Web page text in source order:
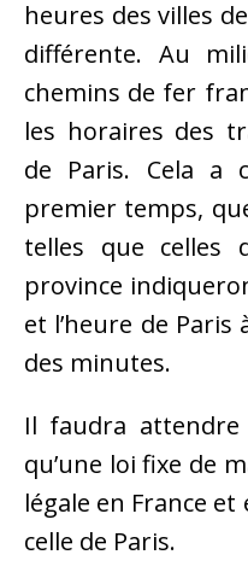
heures des villes
différente. Au
chemins de fer
les horaires des
de Paris. Cela a
premier temps,
telles que celles
province
et l’heure de Paris
des minutes.
Il faudra
qu’une loi fixe de
légale en France
celle de Paris.